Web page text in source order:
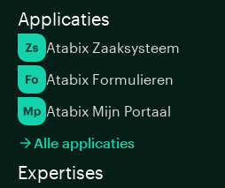
Applicaties
Atabix Zaaksysteem
Atabix Formulieren
Atabix Mijn Portaal
 Alle applicaties
Expertises